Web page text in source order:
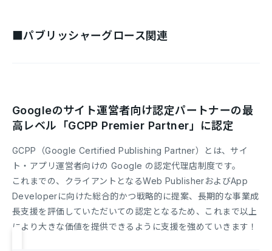
■パブリッシャーグロース関連
Googleのサイト運営者向け認定パートナーの最
高レベル「GCPP Premier Partner」に認定
GCPP（Google Certified Publishing Partner）とは、サイ
ト・アプリ運営者向けの Google の認定代理店制度です。
これまでの、クライアントとなるWeb PublisherおよびApp
Developerに向けた総合的かつ戦略的に提案、長期的な事業成
長支援を評価していただいての認定となるため、これまで以上
により大きな価値を提供できるように支援を強めていきます！